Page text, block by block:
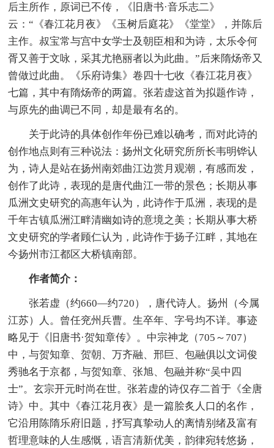
后主所作，原词已不传，《旧唐书·音乐志二》
云：“《春江花月夜》《玉树后庭花》《堂堂》，并陈后
主作。叔宝常与宫中女学士及朝臣相和为诗，太乐令何
胥又善于文咏，采其尤艳丽者以为此曲。”后来隋炀帝又
曾做过此曲。《乐府诗集》卷四十七收《春江花月夜》
七篇，其中有隋炀帝的两篇。张若虚这首为拟题作诗，
与原先的曲调已不同，却是最有名的。
关于此诗的具体创作年份已难以确考，而对此诗的
创作地点则有三种说法：扬州文化研究所所长韦明铧认
为，诗人是站在扬州南郊曲江边赏月观潮，有感而发，
创作了此诗，表现的是唐代曲江一带的景色；长期从事
瓜洲文史研究的高惠年认为，此诗作于瓜洲，表现的是
千年古镇瓜洲江畔清幽如诗的意境之美；长期从事大桥
文史研究的学者顾仁认为，此诗作于扬子江畔，其地在
今扬州市江都区大桥镇南部。
作者简介：
张若虚（约660—约720），唐代诗人。扬州（今属
江苏）人。曾任兖州兵曹。生卒年、字号均不详。事迹
略见于《旧唐书·贺知章传》。中宗神龙（705～707）
中，与贺知章、贺朝、万齐融、邢巨、包融俱以文词俊
秀驰名于京都，与贺知章、张旭、包融并称“吴中四
士”。玄宗开元时尚在世。张若虚的诗仅存二首于《全唐
诗》中。其中《春江花月夜》是一篇脍炙人口的名作，
它沿用陈隋乐府旧题，抒写真挚动人的离情别绪及富有
哲理意味的人生感慨，语言清新优美，韵律宛转悠扬，